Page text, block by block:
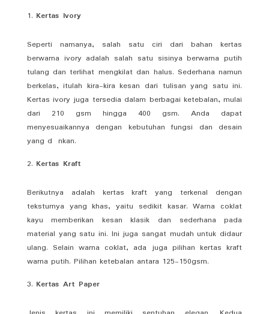
Kertas Ivory
Seperti namanya, salah satu ciri dari bahan kertas
berwarna ivory adalah salah satu sisinya berwarna putih
tulang dan terlihat mengkilat dan halus. Sederhana namun
berkelas, itulah kira-kira kesan dari tulisan yang satu ini.
Kertas ivory juga tersedia dalam berbagai ketebalan, mulai
dari 210 gsm hingga 400 gsm. Anda dapat
menyesuaikannya dengan kebutuhan fungsi dan desain
yang d nkan.
Kertas Kraft
Berikutnya adalah kertas kraft yang terkenal dengan
teksturnya yang khas, yaitu sedikit kasar. Warna coklat
kayu memberikan kesan klasik dan sederhana pada
material yang satu ini. Ini juga sangat mudah untuk didaur
ulang. Selain warna coklat, ada juga pilihan kertas kraft
warna putih. Pilihan ketebalan antara 125-150gsm.
Kertas Art Paper